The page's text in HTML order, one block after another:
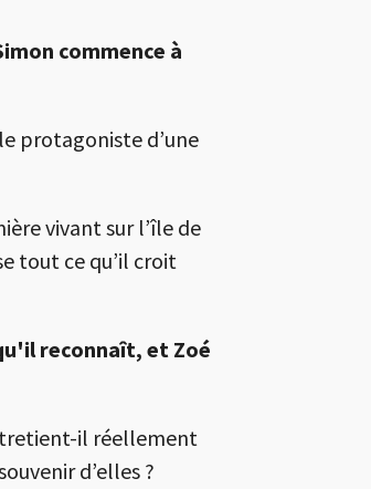
commence à
protagoniste d’une
vivant sur l’île de
tout ce qu’il croit
reconnaît, et Zoé
il réellement
d’elles ?